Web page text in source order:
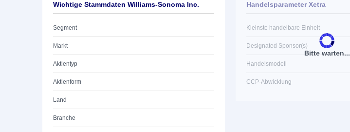
Wichtige Stammdaten Williams-Sonoma Inc.
Segment
Markt
Aktientyp
Aktienform
Land
Branche
Bitte warten...
Handelsparameter Xetra
Kleinste handelbare Einheit
Designated Sponsor(s)
Handelsmodell
CCP-Abwicklung